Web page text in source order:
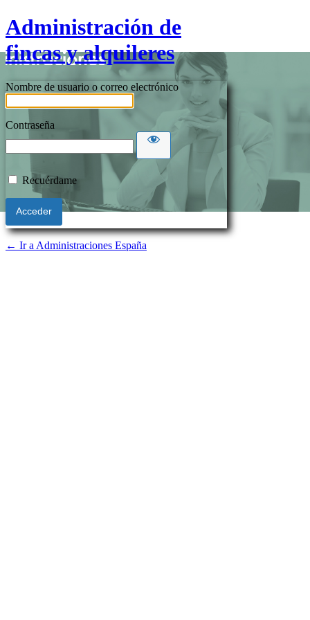
Administración de
fincas y alquileres
Nombre de usuario o correo electrónico
Contraseña
Recuérdame
← Ir a Administraciones España